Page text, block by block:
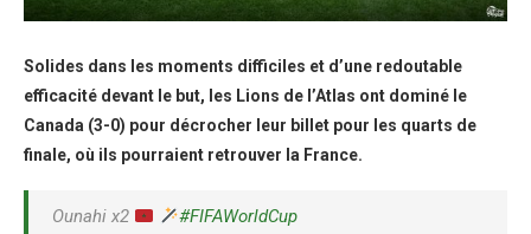
Solides dans les moments difficiles et d’une redoutable
efficacité devant le but, les Lions de l’Atlas ont dominé le
Canada (3-0) pour décrocher leur billet pour les quarts de
finale, où ils pourraient retrouver la France.
Ounahi x2
#FIFAWorldCup